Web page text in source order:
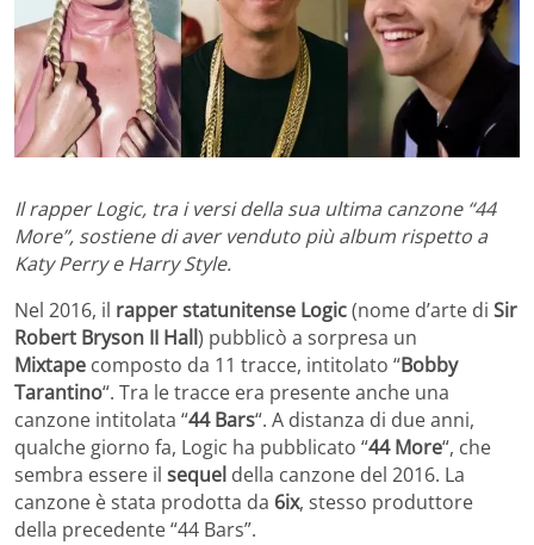
Il rapper Logic, tra i versi della sua ultima canzone “44
More”, sostiene di aver venduto più album rispetto a
Katy Perry e Harry Style.
Nel 2016, il rapper statunitense Logic(nome d’arte di Sir
Robert Bryson II Hall) pubblicò a sorpresa un
Mixtape composto da 11 tracce, intitolato “Bobby
Tarantino“. Tra le tracce era presente anche una
canzone intitolata “44 Bars“. A distanza di due anni,
qualche giorno fa, Logic ha pubblicato “44 More“, che
sembra essere il sequel della canzone del 2016. La
canzone è stata prodotta da 6ix, stesso produttore
della precedente “44 Bars”.